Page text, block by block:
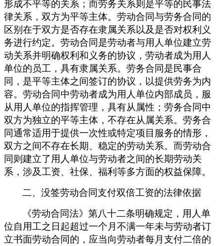
形成不平等的关系；而劳务关系则是平等的民事法
律关系，双方为平等主体。劳动合同与劳务合同的
区别在于双方是否存在隶属关系以及是否对权利义
务进行约定。劳动合同是劳动者与用人单位建立劳
动关系并明确权利和义务的协议，劳动者成为用人
单位的员工，具有隶属关系。劳务合同是民事合
同，是平等主体之间签订的协议，以提供劳务为内
容。劳动合同中劳动者成为用人单位内部成员，服
从用人单位的指挥管理，具有从属性；劳务合同中
双方为独立的平等主体，不存在从属关系。 劳务合
同通常适用于提供一次性或特定项目服务的情形，
双方之间不存在长期、稳定的劳动关系。而劳动合
同则建立了用人单位与劳动者之间的长期劳动关
系，涉及工资、社保、福利等多方面的权益保障。
二、没签劳动合同支付双倍工资的法律依据
《劳动合同法》第八十二条明确规定，用人单
位自用工之日起超过一个月不满一年未与劳动者订
立书面劳动合同的，应当向劳动者每月支付二倍的